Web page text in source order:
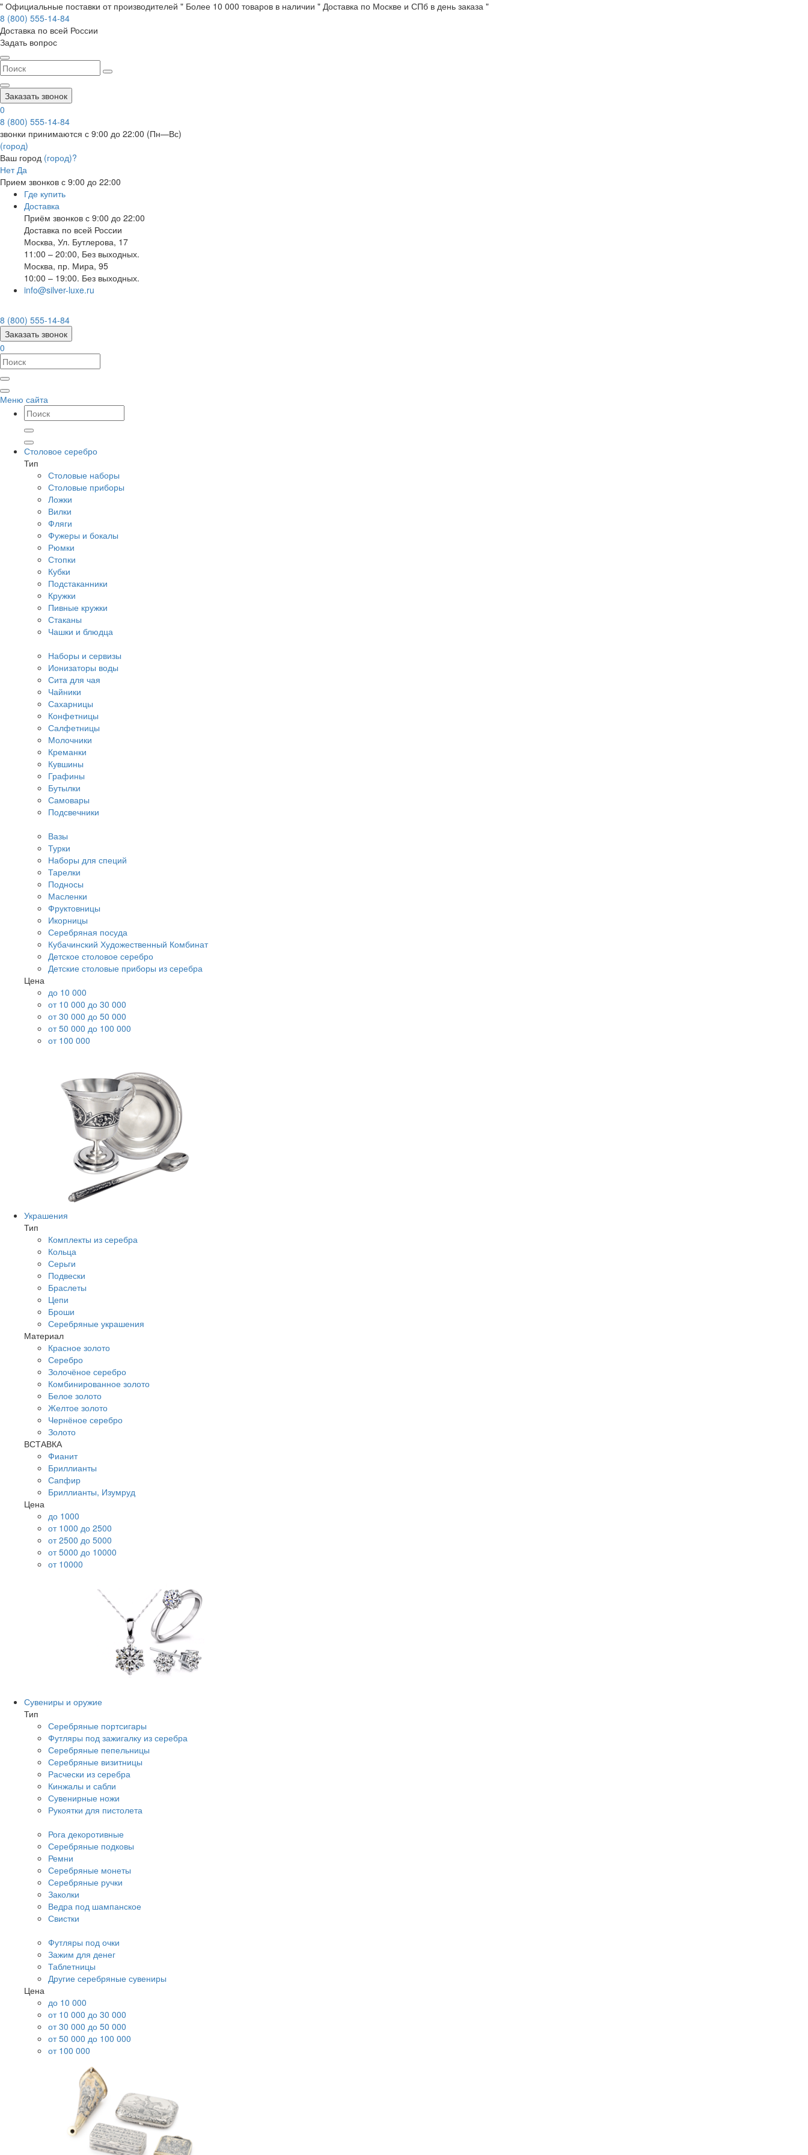
" Официальные поставки от производителей " Более 10 000 товаров в наличии " Доставка по Москве и СПб в день заказа "
8 (800) 555-14-84
Доставка по всей России
Задать вопрос
Заказать звонок
0
8 (800) 555-14-84
звонки принимаются с 9:00 до 22:00 (Пн—Вс)
(город)
Ваш город (город)?
Нет Да
Прием звонков с 9:00 до 22:00
Где купить
Доставка
Приём звонков с 9:00 до 22:00
Доставка по всей России
Москва, Ул. Бутлерова, 17
11:00 – 20:00, Без выходных.
Москва, пр. Мира, 95
10:00 – 19:00. Без выходных.
info@silver-luxe.ru
8 (800) 555-14-84
Заказать звонок
0
Меню сайта
Столовое серебро
Тип
Столовые наборы
Столовые приборы
Ложки
Вилки
Фляги
Фужеры и бокалы
Рюмки
Стопки
Кубки
Подстаканники
Кружки
Пивные кружки
Стаканы
Чашки и блюдца
Наборы и сервизы
Ионизаторы воды
Сита для чая
Чайники
Сахарницы
Конфетницы
Салфетницы
Молочники
Креманки
Кувшины
Графины
Бутылки
Самовары
Подсвечники
Вазы
Турки
Наборы для специй
Тарелки
Подносы
Масленки
Фруктовницы
Икорницы
Серебряная посуда
Кубачинский Художественный Комбинат
Детское столовое серебро
Детские столовые приборы из серебра
Цена
до 10 000
от 10 000 до 30 000
от 30 000 до 50 000
от 50 000 до 100 000
от 100 000
Украшения
Тип
Комплекты из серебра
Кольца
Серьги
Подвески
Браслеты
Цепи
Броши
Серебряные украшения
Материал
Красное золото
Серебро
Золочёное серебро
Комбинированное золото
Белое золото
Желтое золото
Чернёное серебро
Золото
ВСТАВКА
Фианит
Бриллианты
Сапфир
Бриллианты, Изумруд
Цена
до 1000
от 1000 до 2500
от 2500 до 5000
от 5000 до 10000
от 10000
Сувениры и оружие
Тип
Серебряные портсигары
Футляры под зажигалку из серебра
Серебряные пепельницы
Серебряные визитницы
Расчески из серебра
Кинжалы и сабли
Сувенирные ножи
Рукоятки для пистолета
Рога декоротивные
Серебряные подковы
Ремни
Серебряные монеты
Серебряные ручки
Заколки
Ведра под шампанское
Свистки
Футляры под очки
Зажим для денег
Таблетницы
Другие серебряные сувениры
Цена
до 10 000
от 10 000 до 30 000
от 30 000 до 50 000
от 50 000 до 100 000
от 100 000